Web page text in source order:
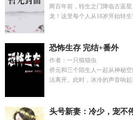
两百年前，转生之门降临古蓝
龙！这里每个人从18岁开始转
恐怖生存 完结+番外
作者：一只猫猫虫
侨元和三个陌生人一起从神秘
法离开。此时，冰冷的声音响
头号新妻：冷少，宠不